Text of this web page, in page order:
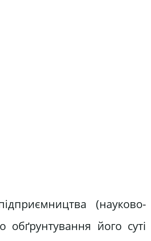
(науково-
обґрунтування його суті